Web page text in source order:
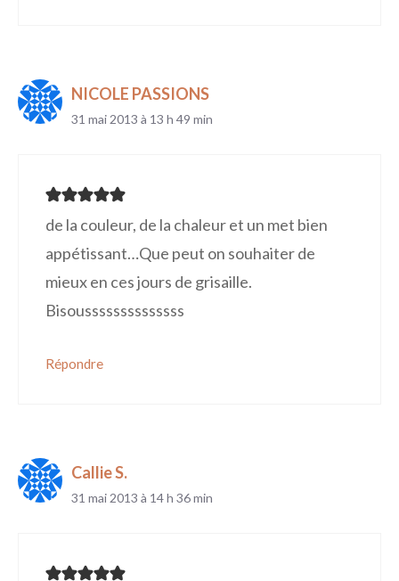
NICOLE PASSIONS
31 mai 2013 à 13 h 49 min
de la couleur, de la chaleur et un met bien
appétissant…Que peut on souhaiter de
mieux en ces jours de grisaille.
Bisoussssssssssssss
Répondre
Callie S.
31 mai 2013 à 14 h 36 min